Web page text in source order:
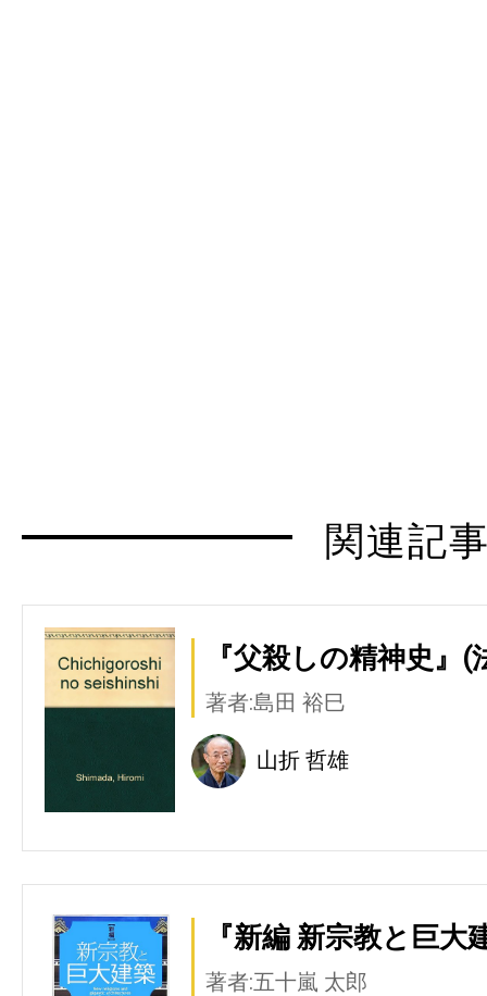
関連記
『父殺しの精神史』(
著者:島田 裕巳
山折 哲雄
『新編 新宗教と巨大
著者:五十嵐 太郎